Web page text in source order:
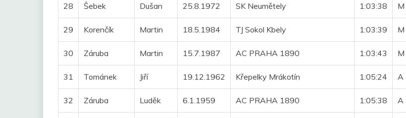
28 Šebek Dušan 25.8.1972 SK Neumětely 1:03:38 M
29 Korenčík Martin 18.5.1984 TJ Sokol Kbely 1:03:39 M
30 Záruba Martin 15.7.1987 AC PRAHA 1890 1:03:43 M
31 Tománek Jiří 19.12.1962 Křepelky Mrákotín 1:05:24 A
32 Záruba Luděk 6.1.1959 AC PRAHA 1890 1:05:38 A